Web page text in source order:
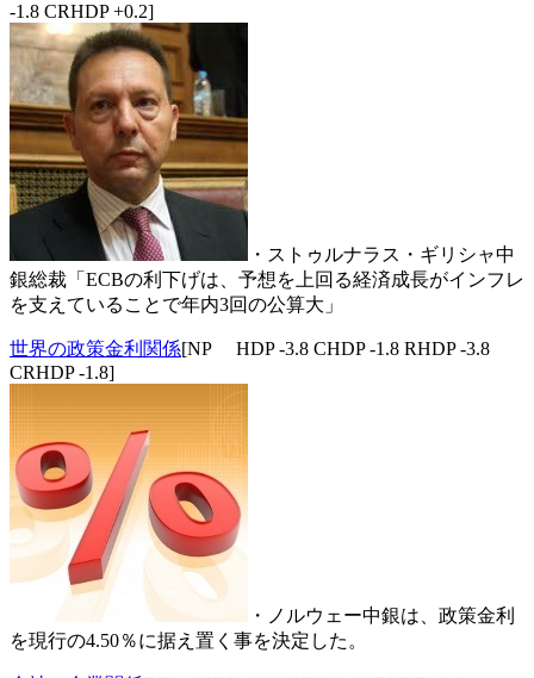
-1.8 CRHDP +0.2]
・ストゥルナラス・ギリシャ中
銀総裁「ECBの利下げは、予想を上回る経済成長がインフレ
を支えていることで年内3回の公算大」
世界の政策金利関係[NP HDP -3.8 CHDP -1.8 RHDP -3.8
CRHDP -1.8]
・ノルウェー中銀は、政策金利
を現行の4.50％に据え置く事を決定した。